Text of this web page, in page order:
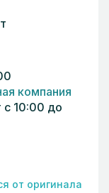
компания
10:00 до
от оригинала